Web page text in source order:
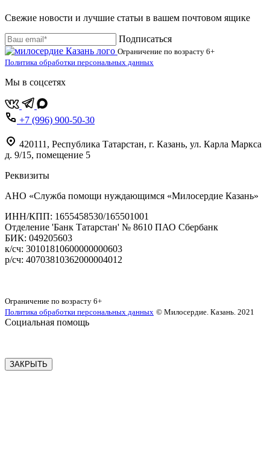
Свежие новости и лучшие статьи в вашем почтовом ящике
Подписаться
Ограничение по возрасту 6+
Политика обработки персональных данных
Мы в соцсетях
+7 (996) 900-50-30
420111 , Республика Татарстан, г. Казань, ул. Карла Маркса
д. 9/15, помещение 5
Реквизиты
АНО «Служба помощи нуждающимся «Милосердие Казань»
‌ИНН/КПП: 1655458530/165501001
Отделение 'Банк Татарстан' № 8610 ПАО Сбербанк
БИК: 049205603
‌к/сч: 30101810600000000603
р/сч: 40703810362000004012
Ограничение по возрасту 6+
Политика обработки персональных данных © Милосердие. Казань. 2021
Социальная помощь
ЗАКРЫТЬ